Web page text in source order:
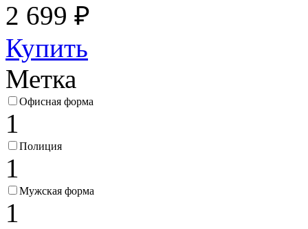
2 699 ₽
Купить
Метка
Офисная форма
1
Полиция
1
Мужская форма
1